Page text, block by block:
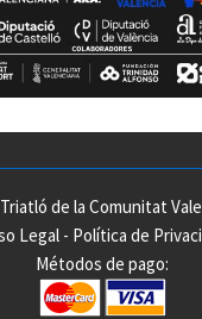
de la Comunitat
Legal- Política de
Métodos de pago: